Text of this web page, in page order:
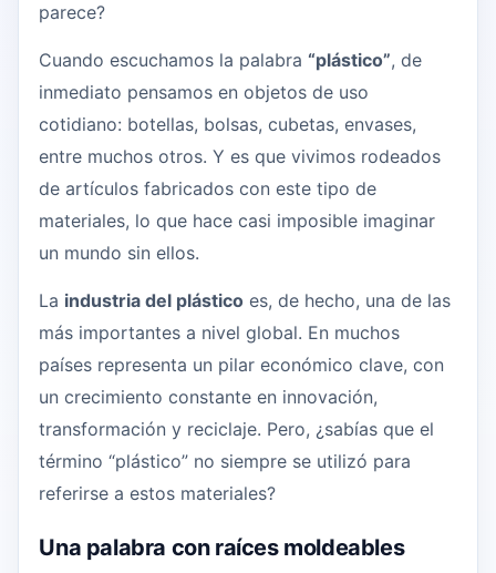
parece?
Cuando escuchamos la palabra “plástico”, de
inmediato pensamos en objetos de uso
cotidiano: botellas, bolsas, cubetas, envases,
entre muchos otros. Y es que vivimos rodeados
de artículos fabricados con este tipo de
materiales, lo que hace casi imposible imaginar
un mundo sin ellos.
La industria del plástico es, de hecho, una de las
más importantes a nivel global. En muchos
países representa un pilar económico clave, con
un crecimiento constante en innovación,
transformación y reciclaje. Pero, ¿sabías que el
término “plástico” no siempre se utilizó para
referirse a estos materiales?
Una palabra con raíces moldeables